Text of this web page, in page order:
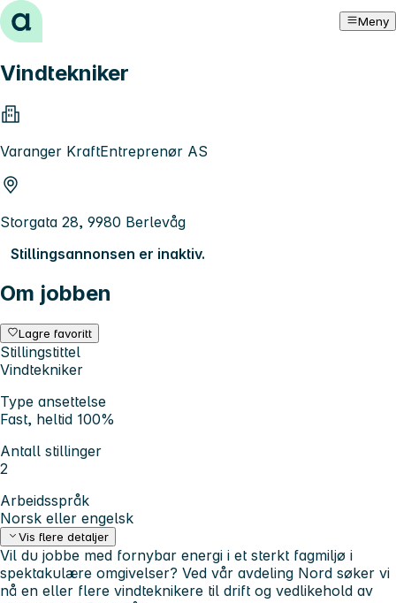
Hopp til innhold Meny
Vindtekniker
Varanger KraftEntreprenør AS
Storgata 28, 9980 Berlevåg
Stillingsannonsen er inaktiv.
Om jobben
Lagre favoritt
Stillingstittel
Vindtekniker
Type ansettelse
Fast, heltid 100%
Antall stillinger
2
Arbeidsspråk
Norsk eller engelsk
Vis flere detaljer
Vil du jobbe med fornybar energi i et sterkt fagmiljø i
spektakulære omgivelser? Ved vår avdeling Nord søker vi
nå en eller flere vindteknikere til drift og vedlikehold av